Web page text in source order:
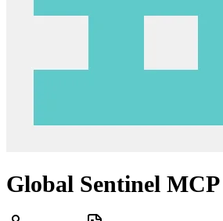
Global Sentinel MCP